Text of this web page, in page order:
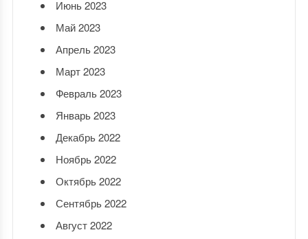
Июнь 2023
Май 2023
Апрель 2023
Март 2023
Февраль 2023
Январь 2023
Декабрь 2022
Ноябрь 2022
Октябрь 2022
Сентябрь 2022
Август 2022